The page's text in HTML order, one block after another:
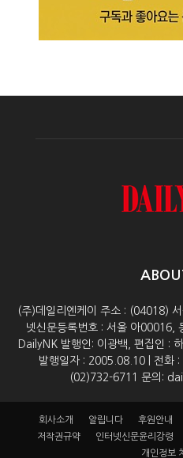
(주)데일리엔케이 주소 : (04018)
넷신문등록번호 : 서울 아00016,
DailyNK 발행인: 이광백, 편집인 :
발행일자 : 2005.08.10 | 전화
(02)732-6711 문의:
회사소개 알립니다 후원안내
저작권규약
인터넷신문윤리강령
개인정보